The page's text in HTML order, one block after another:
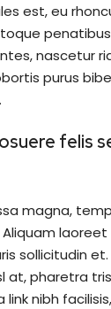
est, eu
nascetur
purus
felis
magna,
sollicitudin et.
at, pharetra
link nibh